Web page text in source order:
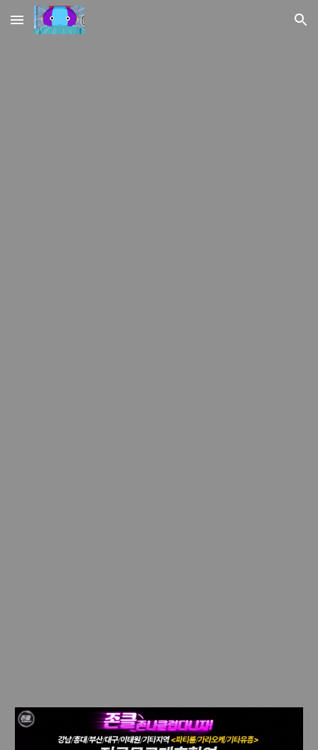
Skip to main content Skip to navigation